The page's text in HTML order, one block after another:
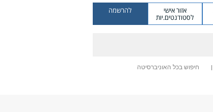
אזור אישי
לסטודנטים.יות
להרשמה
חיפוש בכל האוניברסיטה